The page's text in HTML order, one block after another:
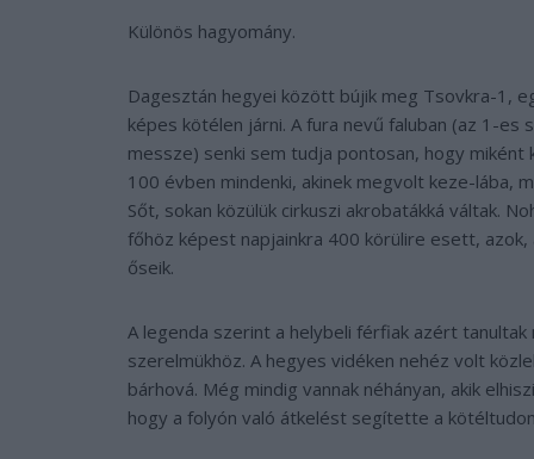
Különös hagyomány.
Dagesztán hegyei között bújik meg Tsovkra-1,
képes kötélen járni. A fura nevű faluban (az 1-
messze) senki sem tudja pontosan, hogy
100 évben mindenki, akinek megvolt keze-lába,
Sőt, sokan közülük cirkuszi akrobatákká váltak.
főhöz képest napjainkra 400 körülire esett,
őseik.
A legenda szerint a helybeli férfiak azért
szerelmükhöz. A hegyes vidéken nehéz volt
bárhová. Még mindig vannak néhányan, akik
hogy a folyón való átkelést segítette a